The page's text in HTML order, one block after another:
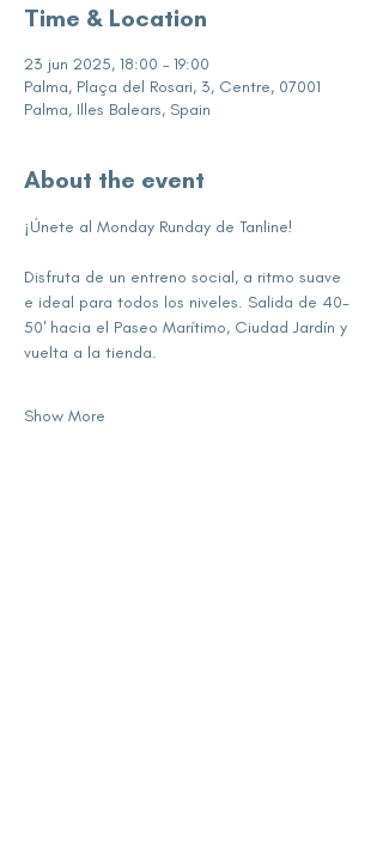
Time & Location
23 jun 2025, 18:00 – 19:00
Palma, Plaça del Rosari, 3, Centre, 07001
Palma, Illes Balears, Spain
About the event
¡Únete al Monday Runday de Tanline!
Disfruta de un entreno social, a ritmo suave
e ideal para todos los niveles. Salida de 40-
50' hacia el Paseo Marítimo, Ciudad Jardín y
vuelta a la tienda.
Show More